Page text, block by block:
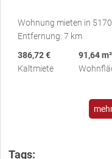
Wohnung mieten in
Entfernung: 7 km
386,72 €
Kaltmiete
91,64 m²
Tags: